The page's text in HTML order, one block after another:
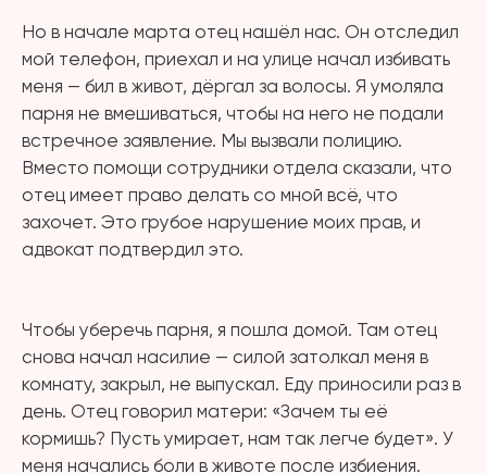
Но в начале марта отец нашёл нас. Он отследил
мой телефон, приехал и на улице начал избивать
меня — бил в живот, дёргал за волосы. Я умоляла
парня не вмешиваться, чтобы на него не подали
встречное заявление. Мы вызвали полицию.
Вместо помощи сотрудники отдела сказали, что
отец имеет право делать со мной всё, что
захочет. Это грубое нарушение моих прав, и
адвокат подтвердил это.
Чтобы уберечь парня, я пошла домой. Там отец
снова начал насилие — силой затолкал меня в
комнату, закрыл, не выпускал. Еду приносили раз в
день. Отец говорил матери: «Зачем ты её
кормишь? Пусть умирает, нам так легче будет». У
меня начались боли в животе после избиения.